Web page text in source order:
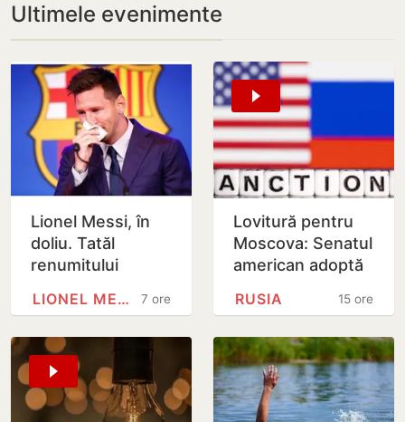
Ultimele evenimente
Lionel Messi, în
doliu. Tatăl
renumitului
decedat
7 ore
LIONEL MESSI
Lovitură pentru
Moscova: Senatul
american adoptă
împotriva Rusiei15 ore
RUSIA